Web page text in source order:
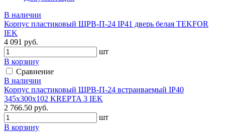
В наличии
Корпус пластиковый ЩРВ-П-24 IP41 дверь белая TEKFOR
IEK
4 091 руб.
шт
В корзину
Сравнение
В наличии
Корпус пластиковый ЩРВ-П-24 встраиваемый IP40
345х300х102 KREPTA 3 IEK
2 766.50 руб.
шт
В корзину